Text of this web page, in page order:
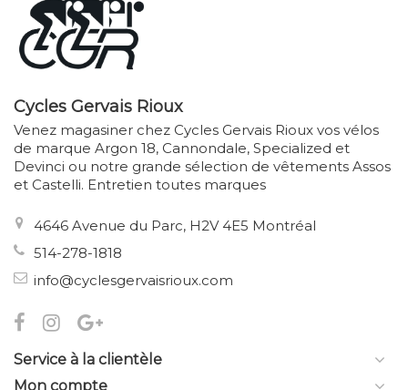
Cycles Gervais Rioux
Venez magasiner chez Cycles Gervais Rioux vos vélos
de marque Argon 18, Cannondale, Specialized et
Devinci ou notre grande sélection de vêtements Assos
et Castelli. Entretien toutes marques
4646 Avenue du Parc, H2V 4E5 Montréal
514-278-1818
info@cyclesgervaisrioux.com
Service à la clientèle
Mon compte